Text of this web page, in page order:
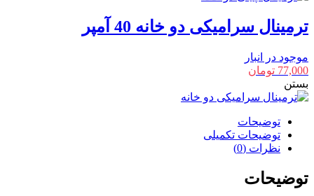
ترمینال سرامیکی دو خانه 40 آمپر
موجود در انبار
77,000 تومان
بستن
توضیحات
توضیحات تکمیلی
نظرات (0)
توضیحات